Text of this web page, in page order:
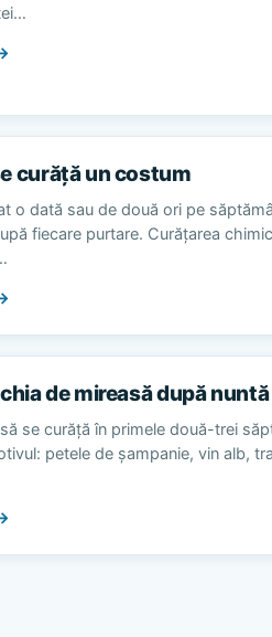
curăță un costum
o dată sau de două ori pe
fiecare purtare. Curățarea
de mireasă după nuntă
se curăță în primele două-trei
petele de șampanie, vin alb,